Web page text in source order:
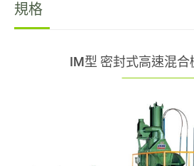
規格
IM型 密封式高速混合